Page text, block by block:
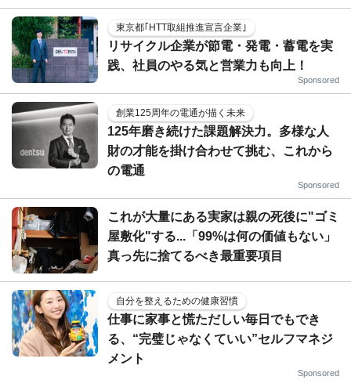
東京都｢HTT取組推進宣言企業｣
リサイクル企業が節電・発電・蓄電を実
践、社員のやる気と営業力も向上！
Sponsored
創業125周年の電通が描く未来
125年磨き続けた課題解決力。多様な人
財の才能を掛け合わせて挑む、これから
の電通
Sponsored
これが大量にある実家は親の死後に"ゴミ
屋敷化"する...「99%は何の価値もない」
真っ先に捨てるべき最重要項目
自分を整えるための健康習慣
仕事に家事と慌ただしい毎日でもでき
る、“完璧じゃなくていい”セルフマネジ
メント
Sponsored